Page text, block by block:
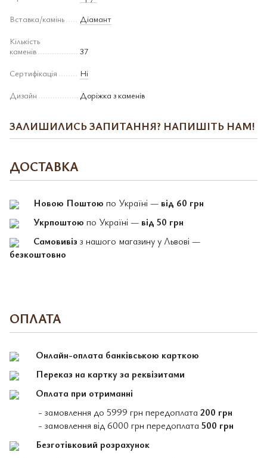
Вставка/камінь
Діамант
Кількість
каменів
37
Сертифікація
Ні
Дизайн
Доріжка з каменів
ЗАЛИШИЛИСЬ ЗАПИТАННЯ? НАПИШІТЬ НАМ!
ДОСТАВКА
Новою Поштою по Україні — від 60 грн
Укрпоштою по Україні — від 50 грн
Самовивіз з нашого магазину у Львові —
безкоштовно
ОПЛАТА
Онлайн-оплата банківською карткою
Переказ на картку за реквізитами
Оплата при отриманні
- замовлення до 5999 грн передоплата 200 грн
- замовлення від 6000 грн передоплата 500 грн
Безготівковий розрахунок